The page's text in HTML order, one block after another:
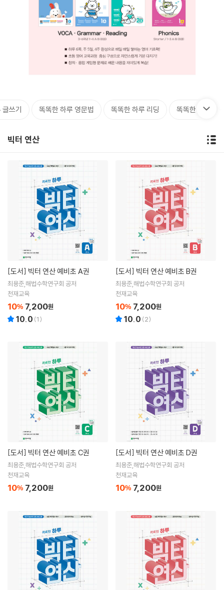
글쓰기 똑똑한 하루 영문법 똑똑한 하루 리딩 똑똑한 하루 파
빅터 연산
[도서] 빅터 연산 예비초 A권
최용준,해법수학연구회 공저
천재교육
10% 7,200원
10.0 (1)
[도서] 빅터 연산 예비초 B권
최용준,해법수학연구회 공저
천재교육
10% 7,200원
10.0 (2)
[도서] 빅터 연산 예비초 C권
최용준,해법수학연구회 공저
천재교육
10% 7,200원
[도서] 빅터 연산 예비초 D권
최용준,해법수학연구회 공저
천재교육
10% 7,200원